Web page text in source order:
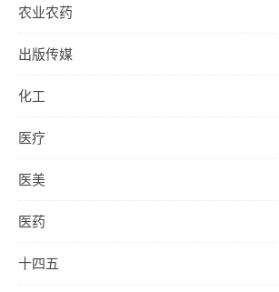
农业农药
出版传媒
化工
医疗
医美
医药
十四五